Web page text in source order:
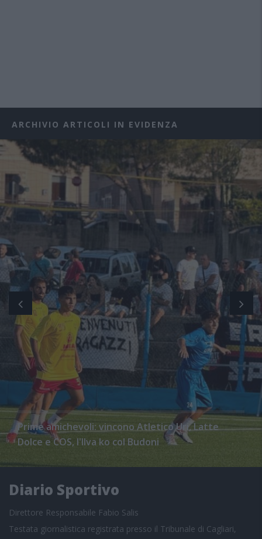
ARCHIVIO ARTICOLI IN EVIDENZA
Prime amichevoli: vincono Atletico Uri, Latte
Dolce e COS, l'Ilva ko col Budoni
Diario Sportivo
Direttore Responsabile Fabio Salis
Testata giornalistica registrata presso il Tribunale di Cagliari,